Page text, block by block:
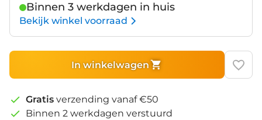
Binnen 3 werkdagen in huis
Bekijk winkel voorraad
In winkelwagen
Gratis verzending vanaf €50
Binnen 2 werkdagen verstuurd